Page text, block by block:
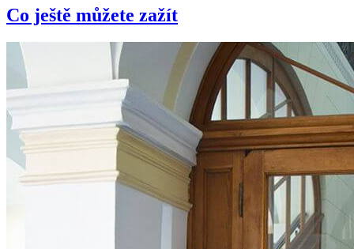
Co ještě můžete zažít